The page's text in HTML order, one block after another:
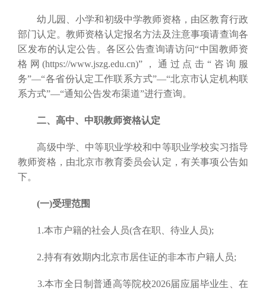
幼儿园、小学和初级中学教师资格，由区教育行政
部门认定。教师资格认定报名方法及注意事项请查询各
区发布的认定公告。各区公告查询请访问“中国教师资
格网(https://www.jszg.edu.cn)”，通过点击“咨询服
务”—“各省份认定工作联系方式”—“北京市认定机构联
系方式”—“通知公告发布渠道”进行查询。
二、高中、中职教师资格认定
高级中学、中等职业学校和中等职业学校实习指导
教师资格，由北京市教育委员会认定，有关事项公告如
下。
(一)受理范围
1.本市户籍的社会人员(含在职、待业人员);
2.持有有效期内北京市居住证的非本市户籍人员;
3.本市全日制普通高等院校2026届应届毕业生、在